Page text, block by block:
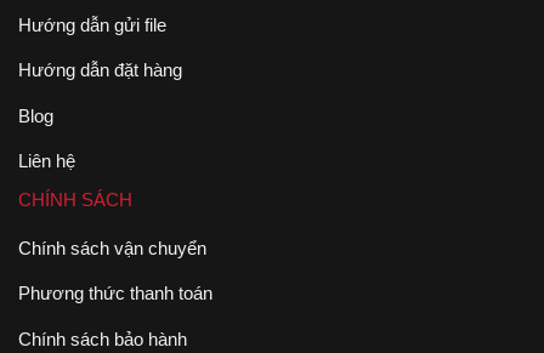
Hướng dẫn gửi file
Hướng dẫn đặt hàng
Blog
Liên hệ
CHÍNH SÁCH
Chính sách vận chuyển
Phương thức thanh toán
Chính sách bảo hành